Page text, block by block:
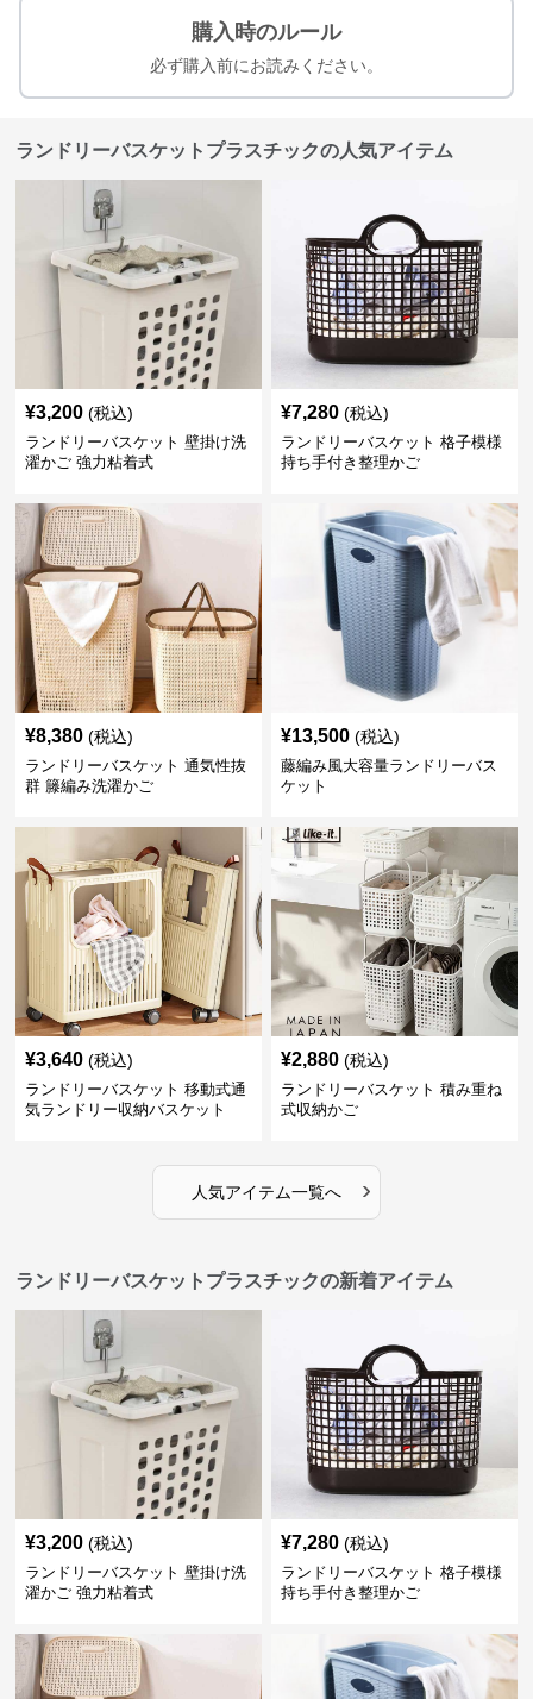
購入時のルール
必ず購入前にお読みください。
ランドリーバスケットプラスチックの人気アイテム
¥3,200 (税込)
ランドリーバスケット 壁掛け洗
濯かご 強力粘着式
¥7,280 (税込)
ランドリーバスケット 格子模様
持ち手付き整理かご
¥8,380 (税込)
ランドリーバスケット 通気性抜
群 籐編み洗濯かご
¥13,500 (税込)
藤編み風大容量ランドリーバス
ケット
¥3,640 (税込)
ランドリーバスケット 移動式通
気ランドリー収納バスケット
¥2,880 (税込)
ランドリーバスケット 積み重ね
式収納かご
人気アイテム一覧へ ›
ランドリーバスケットプラスチックの新着アイテム
¥3,200 (税込)
ランドリーバスケット 壁掛け洗
濯かご 強力粘着式
¥7,280 (税込)
ランドリーバスケット 格子模様
持ち手付き整理かご